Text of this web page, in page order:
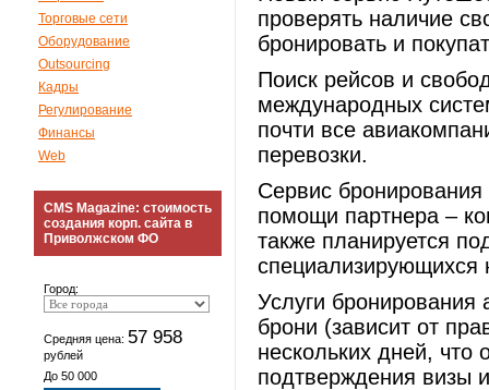
Торговые сети
Оборудование
Outsourcing
Кадры
Регулирование
Финансы
Web
CMS Magazine: стоимость
создания корп. сайта в
Приволжском ФО
Город:
Средняя цена: 57 958
рублей
До 50 000
проверять наличие
бронировать и
Поиск рейсов и
международных
почти все
перевозки.
Сервис
помощи партнера –
также планируется
специализирующихся
Услуги бронирования
брони (зависит от
нескольких дней,
подтверждения визы